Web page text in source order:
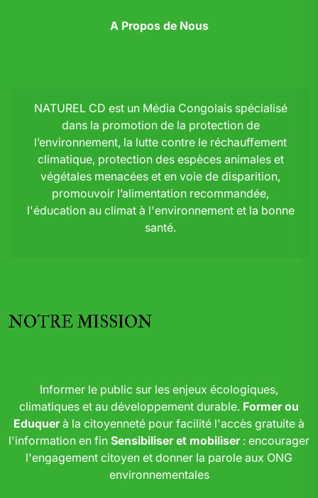
A Propos de Nous
NATUREL CD est un Média Congolais spécialisé
dans la promotion de la protection de
l’environnement, la lutte contre le réchauffement
climatique, protection des espèces animales et
végétales menacées et en voie de disparition,
promouvoir l’alimentation recommandée,
l'éducation au climat à l'environnement et la bonne
santé.
NOTRE MISSION
Informer le public sur les enjeux écologiques,
climatiques et au développement durable. Former ou
Eduquerà la citoyenneté pour facilité l'accès gratuite à
l'information en fin Sensibiliser et mobiliser: encourager
l'engagement citoyen et donner la parole aux ONG
environnementales